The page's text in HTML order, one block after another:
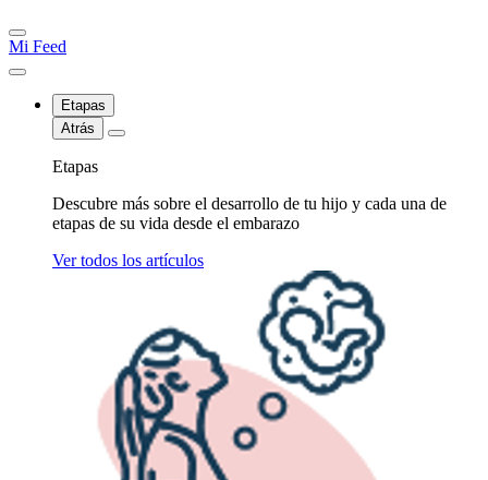
Mi Feed
Etapas
Atrás
Etapas
Descubre más sobre el desarrollo de tu hijo y cada una de
etapas de su vida desde el embarazo
Ver todos los artículos